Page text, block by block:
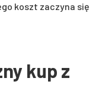
koszt zaczyna się
kup z